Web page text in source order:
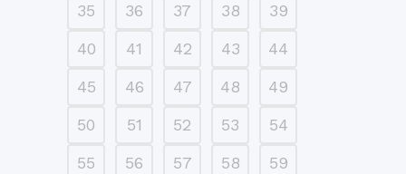
35
36 37 38
39
40
41 42 43
44
45
46 47 48
49
50
51 52 53
54
55
56 57 58
59